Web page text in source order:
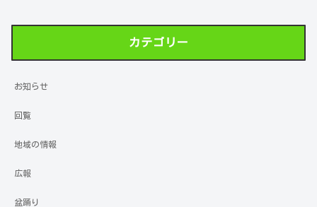
カテゴリー
お知らせ
回覧
地域の情報
広報
盆踊り